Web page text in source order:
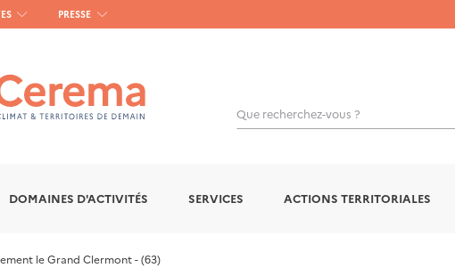
PRESSE
Que recherchez-vous ?
DOMAINES D'ACTIVITÉS SERVICES ACTIONS TERRITORIALES
le Grand Clermont - (63)